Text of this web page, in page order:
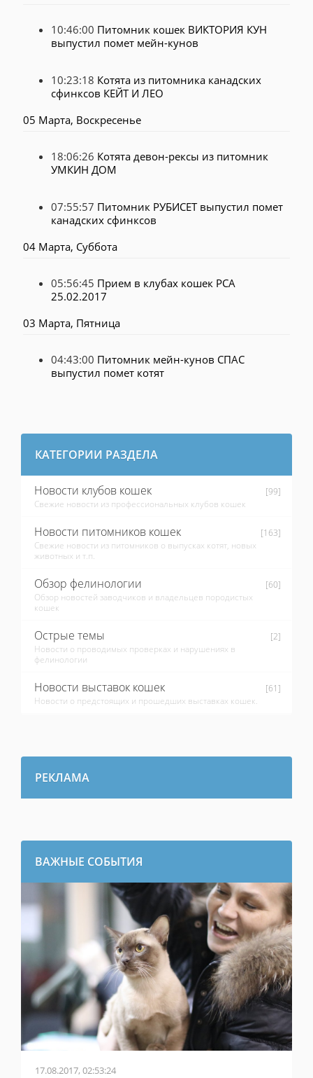
10:46:00 Питомник кошек ВИКТОРИЯ КУН
выпустил помет мейн-кунов
10:23:18 Котята из питомника канадских
сфинксов КЕЙТ И ЛЕО
05 Марта, Воскресенье
18:06:26 Котята девон-рексы из питомник
УМКИН ДОМ
07:55:57 Питомник РУБИСЕТ выпустил помет
канадских сфинксов
04 Марта, Суббота
05:56:45 Прием в клубах кошек PCA
25.02.2017
03 Марта, Пятница
04:43:00 Питомник мейн-кунов СПАС
выпустил помет котят
КАТЕГОРИИ РАЗДЕЛА
Новости клубов кошек
[99]
Свежие новости из профессиональных клубов кошек
Новости питомников кошек
[163]
Свежие новости из питомников о выпусках котят, новых
животных и т.п.
Обзор фелинологии
[60]
Обзор новостей заводчиков и владельцев породистых
кошек
Острые темы
[2]
Новости о проводимых проверках и нарушениях в
фелинологии
Новости выставок кошек
[61]
Новости о предстоящих и прошедших выставках кошек.
РЕКЛАМА
ВАЖНЫЕ СОБЫТИЯ
17.08.2017, 02:53:24